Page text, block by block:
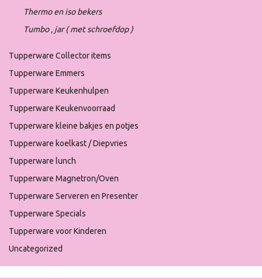
Thermo en iso bekers
Tumbo , jar ( met schroefdop )
Tupperware Collector items
Tupperware Emmers
Tupperware Keukenhulpen
Tupperware Keukenvoorraad
Tupperware kleine bakjes en potjes
Tupperware koelkast / Diepvries
Tupperware lunch
Tupperware Magnetron/Oven
Tupperware Serveren en Presenter
Tupperware Specials
Tupperware voor Kinderen
Uncategorized